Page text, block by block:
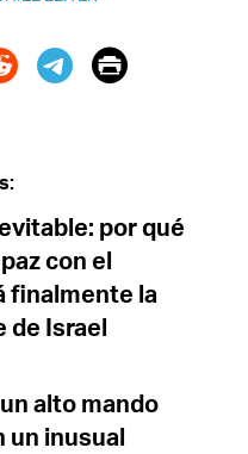
Print
por qué
con el
finalmente la
de Israel
alto mando
un inusual